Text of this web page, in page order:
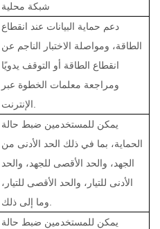
شبكة محلية
دعم حماية البيانات عند انقطاع
الطاقة، ومواصلة الاختبار الناجم عن
انقطاع الطاقة أو التوقف يدويًا
ومراجعة معلمات الخطوة عبر
الإنترنت.
يمكن للمستخدمين ضبط حالة
الحماية، بما في ذلك الحد الأدنى من
الجهد، والحد الأقصى للجهد، والحد
الأدنى للتيار، والحد الأقصى للتيار،
وما إلى ذلك.
يمكن للمستخدمين ضبط حالة